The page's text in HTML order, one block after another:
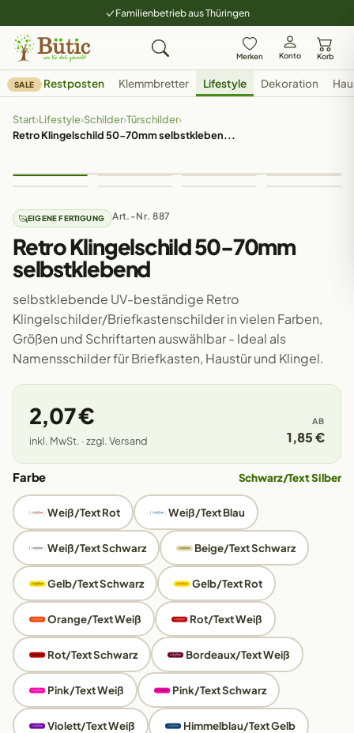
Familienbetrieb aus Thüringen
Merken Konto Korb
SALE Restposten Klemmbretter Lifestyle Dekoration
Start›Lifestyle›Schilder›Türschilder›
Retro Klingelschild 50-70mm selbstkleben...
EIGENE FERTIGUNG Art.-Nr. 887
Retro Klingelschild 50-70mm
selbstklebend
selbstklebende UV-beständige Retro
Klingelschilder/Briefkastenschilder in vielen Farben,
Größen und Schriftarten auswählbar - Ideal als
Namensschilder für Briefkasten, Haustür und Klingel.
2,07 €
inkl. MwSt. · zzgl. Versand
AB
1,85 €
Farbe Schwarz/Text Silber
Weiß/Text Rot Weiß/Text Blau
Weiß/Text Schwarz Beige/Text Schwarz
Gelb/Text Schwarz Gelb/Text Rot
Orange/Text Weiß Rot/Text Weiß
Rot/Text Schwarz Bordeaux/Text Weiß
Pink/Text Weiß Pink/Text Schwarz
Violett/Text Weiß Himmelblau/Text Gelb